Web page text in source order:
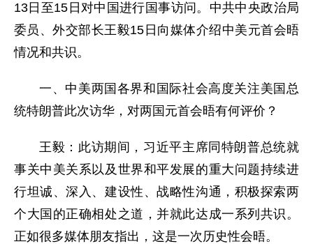
13日至15日对中国进行国事访问。中共中央政治局
委员、外交部长王毅15日向媒体介绍中美元首会晤
情况和共识。
一、中美两国各界和国际社会高度关注美国总
统特朗普此次访华，对两国元首会晤有何评价？
王毅：此访期间，习近平主席同特朗普总统就
事关中美关系以及世界和平发展的重大问题持续进
行坦诚、深入、建设性、战略性沟通，积极探索两
个大国的正确相处之道，并就此达成一系列共识。
正如很多媒体朋友指出，这是一次历史性会晤。